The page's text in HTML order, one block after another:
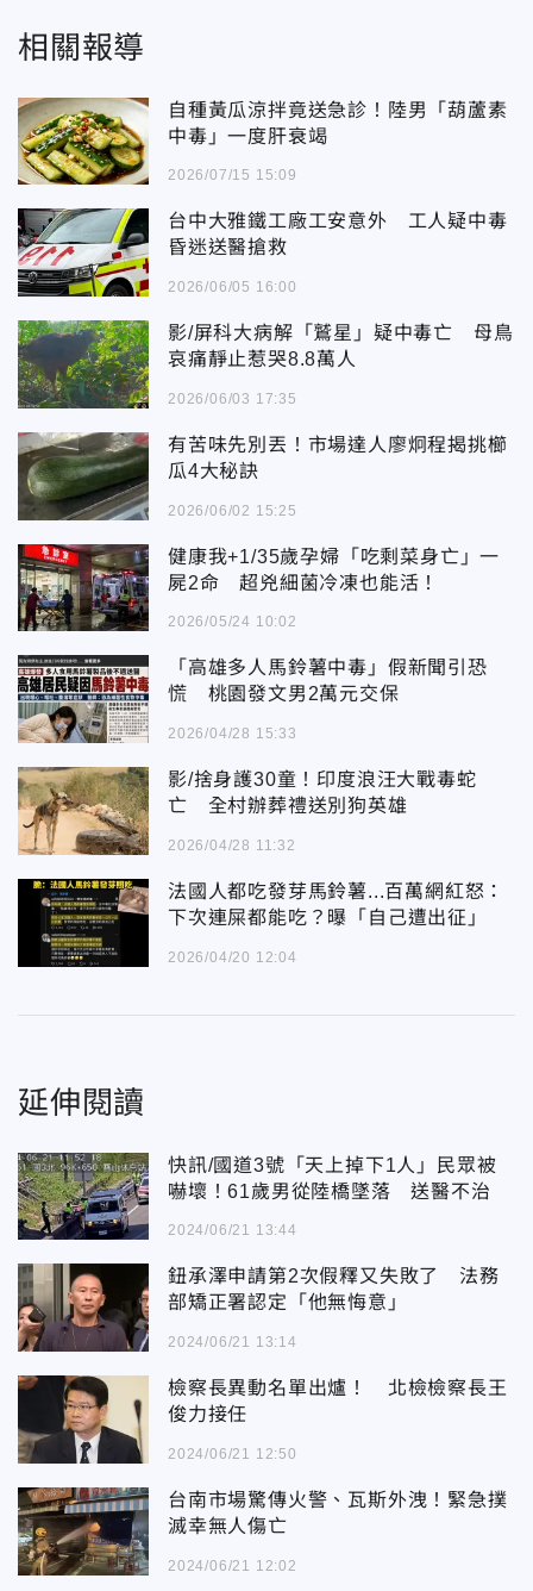
相關報導
自種黃瓜涼拌竟送急診！陸男「葫蘆素
中毒」一度肝衰竭
2026/07/15 15:09
台中大雅鐵工廠工安意外 工人疑中毒
昏迷送醫搶救
2026/06/05 16:00
影/屏科大病解「鷲星」疑中毒亡 母鳥
哀痛靜止惹哭8.8萬人
2026/06/03 17:35
有苦味先別丟！市場達人廖炯程揭挑櫛
瓜4大秘訣
2026/06/02 15:25
健康我+1/35歲孕婦「吃剩菜身亡」一
屍2命 超兇細菌冷凍也能活！
2026/05/24 10:02
「高雄多人馬鈴薯中毒」假新聞引恐
慌 桃園發文男2萬元交保
2026/04/28 15:33
影/捨身護30童！印度浪汪大戰毒蛇
亡 全村辦葬禮送別狗英雄
2026/04/28 11:32
法國人都吃發芽馬鈴薯...百萬網紅怒：
下次連屎都能吃？曝「自己遭出征」
2026/04/20 12:04
延伸閱讀
快訊/國道3號「天上掉下1人」民眾被
嚇壞！61歲男從陸橋墜落 送醫不治
2024/06/21 13:44
鈕承澤申請第2次假釋又失敗了 法務
部矯正署認定「他無悔意」
2024/06/21 13:14
檢察長異動名單出爐！ 北檢檢察長王
俊力接任
2024/06/21 12:50
台南市場驚傳火警、瓦斯外洩！緊急撲
滅幸無人傷亡
2024/06/21 12:02